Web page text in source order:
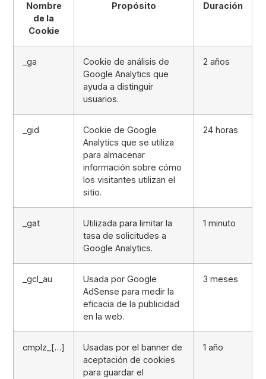
Nombre
de la
Cookie
Propósito Duración
_ga
Cookie de análisis de
Google Analytics que
ayuda a distinguir
usuarios.
2 años
_gid
Cookie de Google
Analytics que se utiliza
para almacenar
información sobre cómo
los visitantes utilizan el
sitio.
24 horas
_gat
Utilizada para limitar la
tasa de solicitudes a
Google Analytics.
1 minuto
_gcl_au
Usada por Google
AdSense para medir la
eficacia de la publicidad
en la web.
3 meses
cmplz_[…]
Usadas por el banner de
aceptación de cookies
para guardar el
1 año